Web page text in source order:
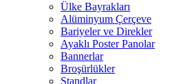
Ülke Bayrakları
Alüminyum Çerçeve
Bariyeler ve Direkler
Ayaklı Poster Panolar
Bannerlar
Broşürlükler
Standlar